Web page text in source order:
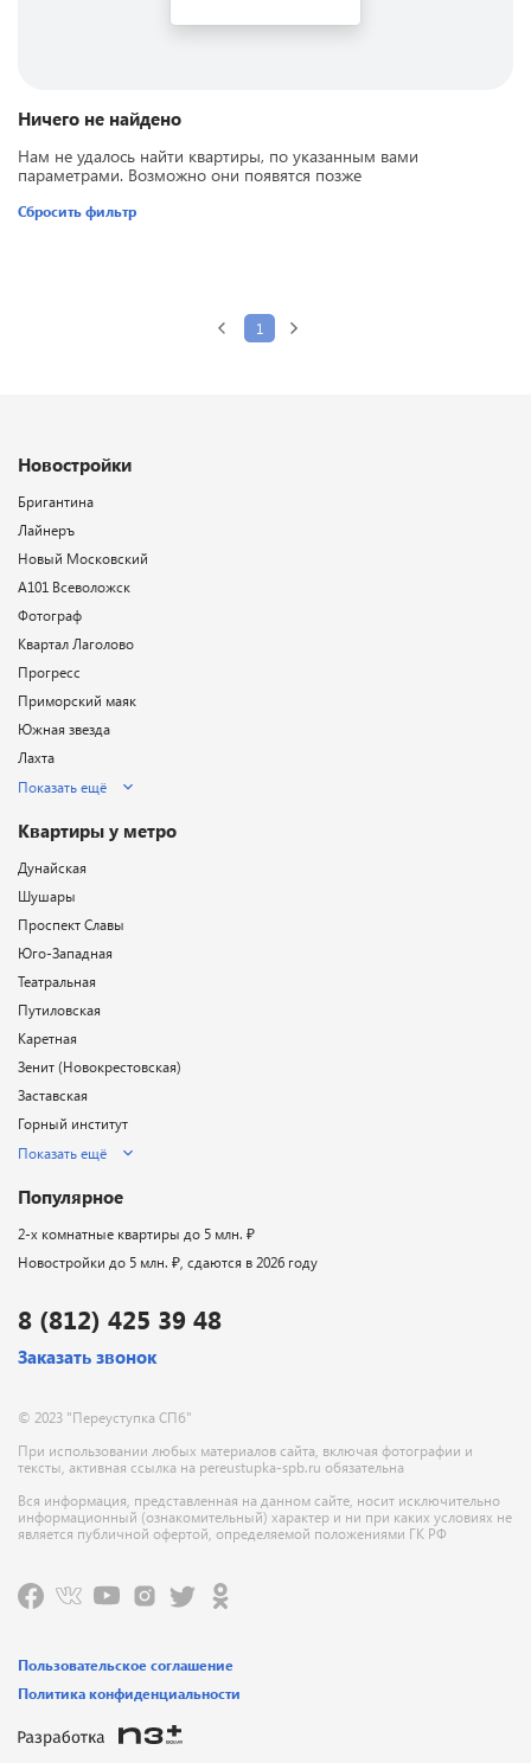
Ничего не найдено
Нам не удалось найти квартиры, по указанным вами
параметрами. Возможно они появятся позже
Сбросить фильтр
1
8 (812) 425 39 48
Заказать звонок
© 2023 "Переуступка СПб"
При использовании любых материалов сайта, включая фотографии и
тексты, активная ссылка на pereustupka-spb.ru обязательна
Вся информация, представленная на данном сайте, носит исключительно
информационный (ознакомительный) характер и ни при каких условиях не
является публичной офертой, определяемой положениями ГК РФ
Новостройки
Бригантина
Лайнеръ
Новый Московский
А101 Всеволожск
Фотограф
Квартал Лаголово
Прогресс
Приморский маяк
Южная звезда
Лахта
Показать ещё
Квартиры у метро
Дунайская
Шушары
Проспект Славы
Юго-Западная
Театральная
Путиловская
Каретная
Зенит (Новокрестовская)
Заставская
Горный институт
Показать ещё
Популярное
2-х комнатные квартиры до 5 млн. ₽
Новостройки до 5 млн. ₽, сдаются в 2026 году
Пользовательское соглашение
Политика конфиденциальности